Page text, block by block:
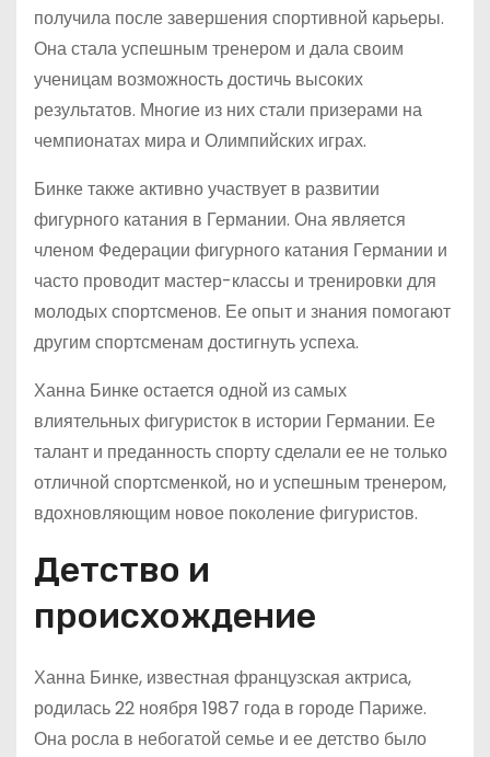
получила после завершения спортивной карьеры.
Она стала успешным тренером и дала своим
ученицам возможность достичь высоких
результатов. Многие из них стали призерами на
чемпионатах мира и Олимпийских играх.
Бинке также активно участвует в развитии
фигурного катания в Германии. Она является
членом Федерации фигурного катания Германии и
часто проводит мастер-классы и тренировки для
молодых спортсменов. Ее опыт и знания помогают
другим спортсменам достигнуть успеха.
Ханна Бинке остается одной из самых
влиятельных фигуристок в истории Германии. Ее
талант и преданность спорту сделали ее не только
отличной спортсменкой, но и успешным тренером,
вдохновляющим новое поколение фигуристов.
Детство и
происхождение
Ханна Бинке, известная французская актриса,
родилась 22 ноября 1987 года в городе Париже.
Она росла в небогатой семье и ее детство было